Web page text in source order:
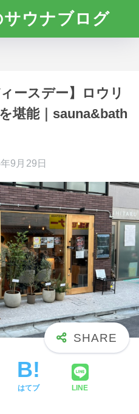
ウナブログ
ースデー】ロウリ
堪能｜sauna&bath
9月29日
はてブ LINE